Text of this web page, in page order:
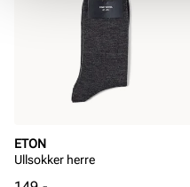
ETON
Ullsokker herre